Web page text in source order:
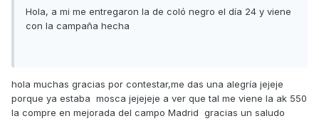
Hola, a mi me entregaron la de coló negro el día 24 y viene
con la campaña hecha
hola muchas gracias por contestar,me das una alegría jejeje
porque ya estaba mosca jejejeje a ver que tal me viene la ak 550
la compre en mejorada del campo Madrid gracias un saludo